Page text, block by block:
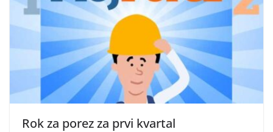
Rok za porez za prvi kvartal